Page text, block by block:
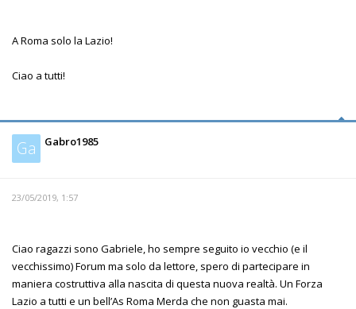
A Roma solo la Lazio!
Ciao a tutti!
Ga Gabro1985
23/05/2019, 1:57
Ciao ragazzi sono Gabriele, ho sempre seguito io vecchio (e il
vecchissimo) Forum ma solo da lettore, spero di partecipare in
maniera costruttiva alla nascita di questa nuova realtà. Un Forza
Lazio a tutti e un bell’As Roma Merda che non guasta mai.